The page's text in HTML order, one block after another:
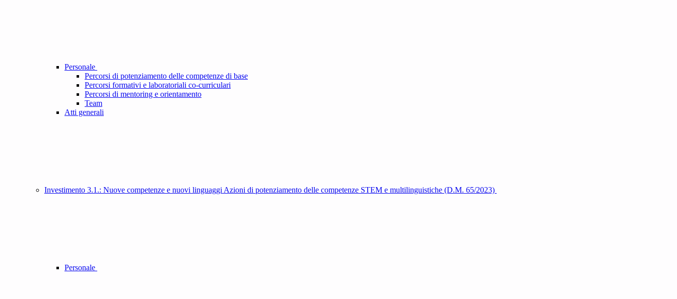
Personale
Percorsi di potenziamento delle competenze di base
Percorsi formativi e laboratoriali co-curriculari
Percorsi di mentoring e orientamento
Team
Atti generali
Investimento 3.1.: Nuove competenze e nuovi linguaggi Azioni di potenziamento delle competenze STEM e multilinguistiche (D.M. 65/2023)
Personale